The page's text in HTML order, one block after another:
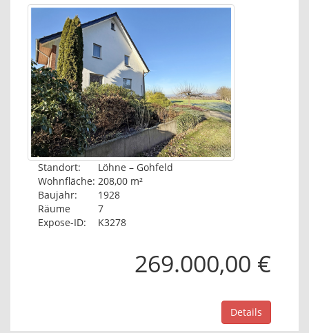
Standort:
Löhne – Gohfeld
Wohnfläche: 208,00 m²
Baujahr:
1928
Räume
7
Expose-ID:
K3278
269.000,00 €
Details